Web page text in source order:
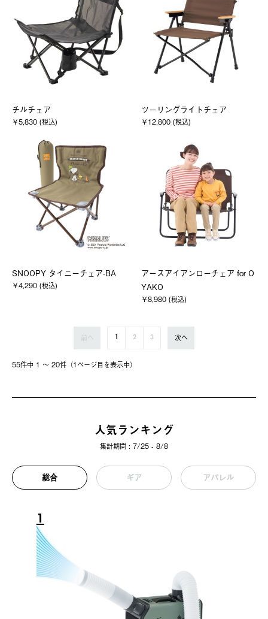
チルチェア
￥5,830 (税込)
ツーリングライトチェア
￥12,800 (税込)
SNOOPY タイニーチェア-BA
￥4,290 (税込)
アースアイアンローチェア for O
YAKO
￥8,980 (税込)
55件中 1 〜 20件（1ページ⽬を表⽰中）
前へ 1 2 3 次へ
人気ランキング
集計期間 : 7/25 - 8/8
総合 ギア アパレル
1